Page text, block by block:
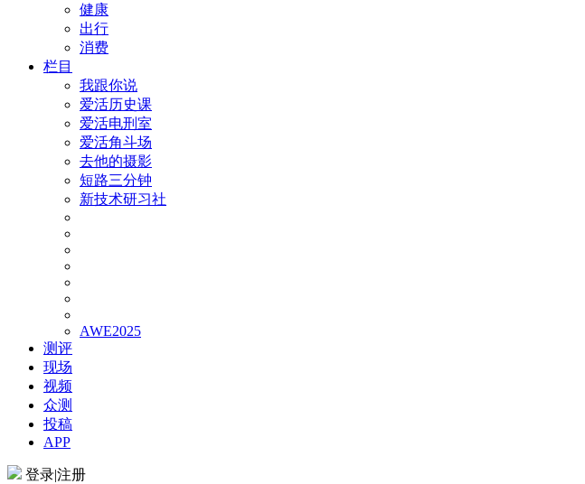
健康
出行
消费
栏目
我跟你说
爱活历史课
爱活电刑室
爱活角斗场
去他的摄影
短路三分钟
新技术研习社
AWE2025
测评
现场
视频
众测
投稿
APP
登录|注册